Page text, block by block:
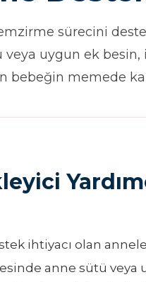
sürecini
uygun ek besin,
bebeğin memede
ihtiyacı olan
anne sütü veya